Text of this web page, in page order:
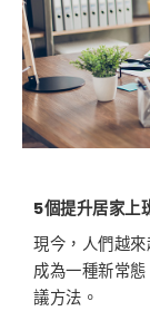
5個提升居家上
現今，人們越
成為一種新常
議方法。